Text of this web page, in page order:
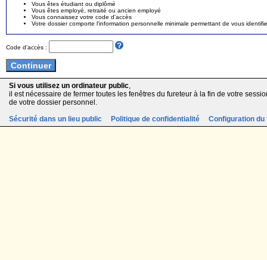
Vous êtes étudiant ou diplômé
Vous êtes employé, retraité ou ancien employé
Vous connaissez votre code d'accès
Votre dossier comporte l'information personnelle minimale permettant de vous
Code d'accès :
Si vous utilisez un ordinateur public,
il est nécessaire de fermer toutes les fenêtres du fureteur à la fin de votre
de votre dossier personnel.
Sécurité dans un lieu public
Politique de confidentialité Configuration du